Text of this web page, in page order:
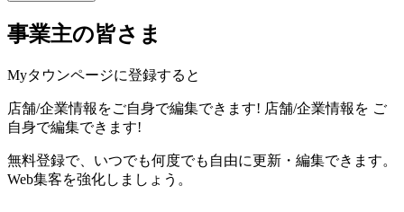
事業主の皆さま
Myタウンページに登録すると
店舗/企業情報をご自身で編集できます! 店舗/企業情報を ご
自身で編集できます!
無料登録で、いつでも何度でも自由に更新・編集できます。
Web集客を強化しましょう。